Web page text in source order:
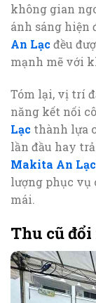
không gian
ánh sáng hiện
An Lạc đều
mạnh mẽ với
Tóm lại, vị trí
năng kết nối
Lạc thành lựa
lần đầu hay
Makita An Lạc
lượng phục vụ
mái.
Thu cũ